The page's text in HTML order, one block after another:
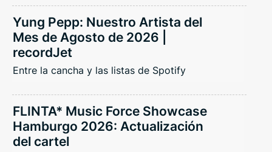
Yung Pepp: Nuestro Artista del
Mes de Agosto de 2026 |
recordJet
Entre la cancha y las listas de Spotify
FLINTA* Music Force Showcase
Hamburgo 2026: Actualización
del cartel